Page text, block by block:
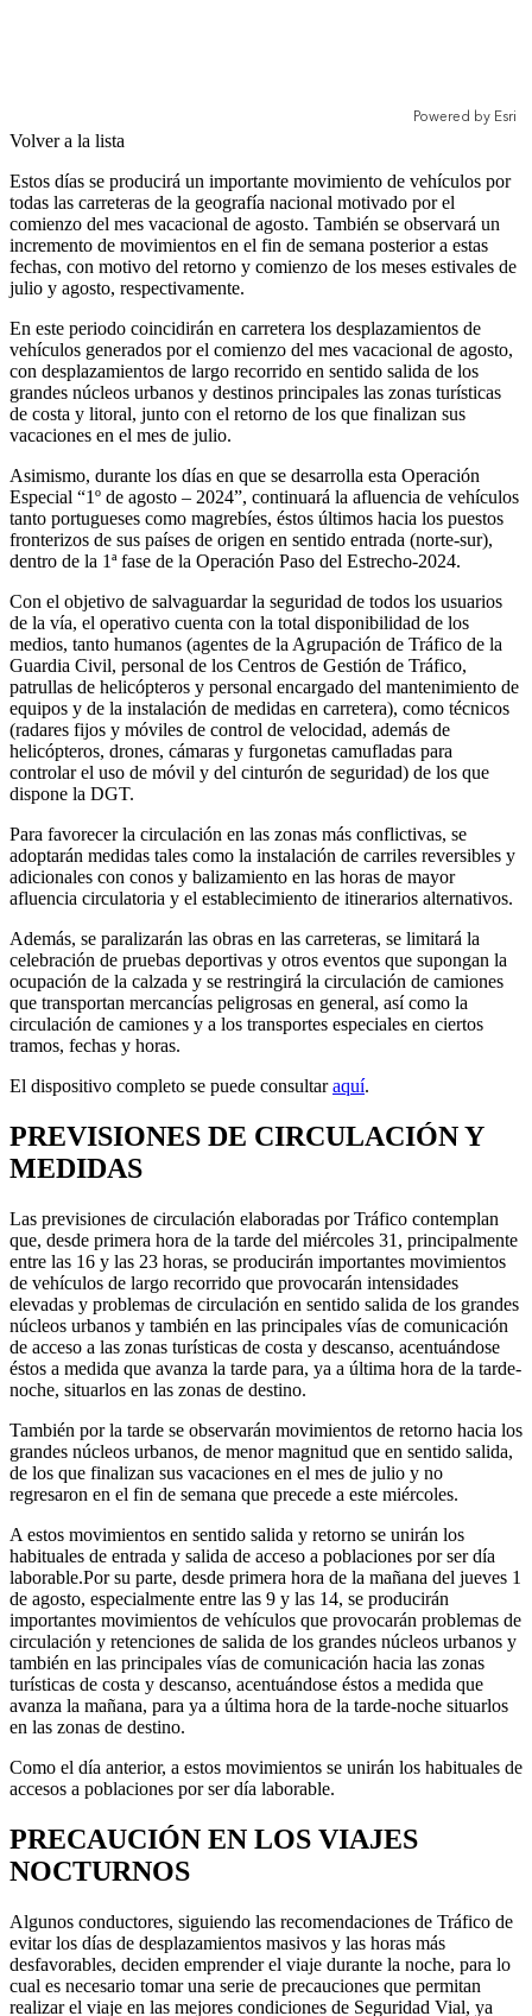
Volver a la lista
Estos días se producirá un importante movimiento de vehículos por
todas las carreteras de la geografía nacional motivado por el
comienzo del mes vacacional de agosto. También se observará un
incremento de movimientos en el fin de semana posterior a estas
fechas, con motivo del retorno y comienzo de los meses estivales de
julio y agosto, respectivamente.
En este periodo coincidirán en carretera los desplazamientos de
vehículos generados por el comienzo del mes vacacional de agosto,
con desplazamientos de largo recorrido en sentido salida de los
grandes núcleos urbanos y destinos principales las zonas turísticas
de costa y litoral, junto con el retorno de los que finalizan sus
vacaciones en el mes de julio.
Asimismo, durante los días en que se desarrolla esta Operación
Especial “1º de agosto – 2024”, continuará la afluencia de vehículos
tanto portugueses como magrebíes, éstos últimos hacia los puestos
fronterizos de sus países de origen en sentido entrada (norte-sur),
dentro de la 1ª fase de la Operación Paso del Estrecho-2024.
Con el objetivo de salvaguardar la seguridad de todos los usuarios
de la vía, el operativo cuenta con la total disponibilidad de los
medios, tanto humanos (agentes de la Agrupación de Tráfico de la
Guardia Civil, personal de los Centros de Gestión de Tráfico,
patrullas de helicópteros y personal encargado del mantenimiento de
equipos y de la instalación de medidas en carretera), como técnicos
(radares fijos y móviles de control de velocidad, además de
helicópteros, drones, cámaras y furgonetas camufladas para
controlar el uso de móvil y del cinturón de seguridad) de los que
dispone la DGT.
Para favorecer la circulación en las zonas más conflictivas, se
adoptarán medidas tales como la instalación de carriles reversibles y
adicionales con conos y balizamiento en las horas de mayor
afluencia circulatoria y el establecimiento de itinerarios alternativos.
Además, se paralizarán las obras en las carreteras, se limitará la
celebración de pruebas deportivas y otros eventos que supongan la
ocupación de la calzada y se restringirá la circulación de camiones
que transportan mercancías peligrosas en general, así como la
circulación de camiones y a los transportes especiales en ciertos
tramos, fechas y horas.
El dispositivo completo se puede consultaraquí.
PREVISIONES DE CIRCULACIÓN Y
MEDIDAS
Las previsiones de circulación elaboradas por Tráfico contemplan
que, desde primera hora de la tarde del miércoles 31, principalmente
entre las 16 y las 23 horas, se producirán importantes movimientos
de vehículos de largo recorrido que provocarán intensidades
elevadas y problemas de circulación en sentido salida de los grandes
núcleos urbanos y también en las principales vías de comunicación
de acceso a las zonas turísticas de costa y descanso, acentuándose
éstos a medida que avanza la tarde para, ya a última hora de la tarde-
noche, situarlos en las zonas de destino.
También por la tarde se observarán movimientos de retorno hacia los
grandes núcleos urbanos, de menor magnitud que en sentido salida,
de los que finalizan sus vacaciones en el mes de julio y no
regresaron en el fin de semana que precede a este miércoles.
A estos movimientos en sentido salida y retorno se unirán los
habituales de entrada y salida de acceso a poblaciones por ser día
laborable.Por su parte, desde primera hora de la mañana del jueves 1
de agosto, especialmente entre las 9 y las 14, se producirán
importantes movimientos de vehículos que provocarán problemas de
circulación y retenciones de salida de los grandes núcleos urbanos y
también en las principales vías de comunicación hacia las zonas
turísticas de costa y descanso, acentuándose éstos a medida que
avanza la mañana, para ya a última hora de la tarde-noche situarlos
en las zonas de destino.
Como el día anterior, a estos movimientos se unirán los habituales de
accesos a poblaciones por ser día laborable.
PRECAUCIÓN EN LOS VIAJES
NOCTURNOS
Algunos conductores, siguiendo las recomendaciones de Tráfico de
evitar los días de desplazamientos masivos y las horas más
desfavorables, deciden emprender el viaje durante la noche, para lo
cual es necesario tomar una serie de precauciones que permitan
realizar el viaje en las mejores condiciones de Seguridad Vial, ya